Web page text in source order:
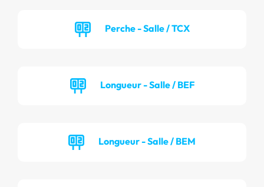
Perche - Salle / TCX
Longueur - Salle / BEF
Longueur - Salle / BEM